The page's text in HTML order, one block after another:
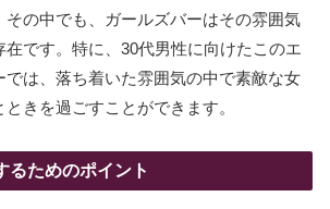
その中でも、ガールズバーはその雰囲気
在です。特に、30代男性に向けたこのエ
では、落ち着いた雰囲気の中で素敵な女
きを過ごすことができます。
るためのポイント